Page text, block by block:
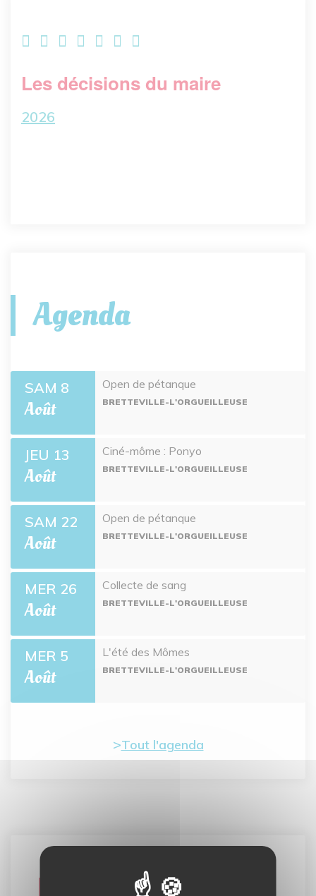
Les décisions du maire
2026
Agenda
SAM 8
Août
Open de pétanque
BRETTEVILLE-L'ORGUEILLEUSE
JEU 13
Août
Ciné-môme : Ponyo
BRETTEVILLE-L'ORGUEILLEUSE
SAM 22
Août
Open de pétanque
BRETTEVILLE-L'ORGUEILLEUSE
MER 26
Août
Collecte de sang
BRETTEVILLE-L'ORGUEILLEUSE
MER 5
Août
L'été des Mômes
BRETTEVILLE-L'ORGUEILLEUSE
Tout l'agenda